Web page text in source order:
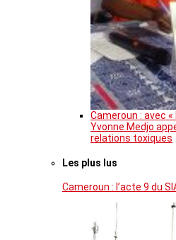
Cameroun : avec
Yvonne Medjo
relations toxiques
Les plus lus
Cameroun : l’acte 9 du